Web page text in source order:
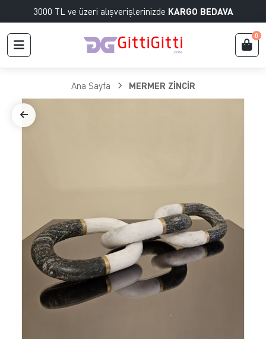
3000 TL ve üzeri alışverişlerinizde KARGO BEDAVA
0
Ana Sayfa MERMER ZİNCİR